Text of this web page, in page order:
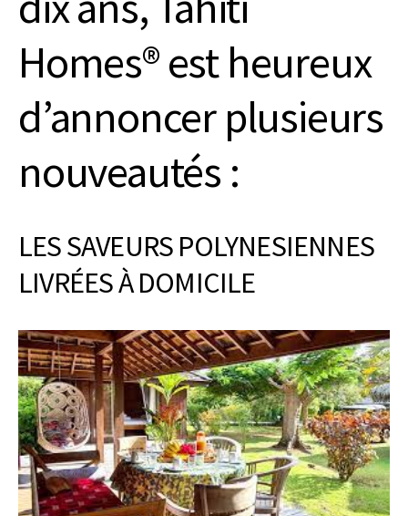
Homes® est heureux
d’annoncer plusieurs
nouveautés :
LES SAVEURS POLYNESIENNES
LIVRÉES À DOMICILE